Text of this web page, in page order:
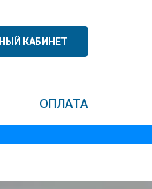
КАБИНЕТ
ОПЛАТА